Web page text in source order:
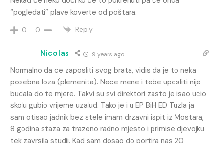
“pogledati” plave koverte od poštara.
0 0 Reply
Nicolas 9 years ago
Normalno da ce zaposliti svog brata, vidis da je to neka
posebna loza (plemenita). Nece mene i tebe uposliti nije
budala do te mjere. Takvi su svi direktori zasto je isao ucio
skolu gubio vrijeme uzalud. Tako je i u EP BiH ED Tuzla ja
sam otisao jadnik bez stele imam drzavni ispit iz Mostara,
8 godina staza za trazeno radno mjesto i primise djevojku
tek zavrsila studij. Kad sam dosao do portira nas 20